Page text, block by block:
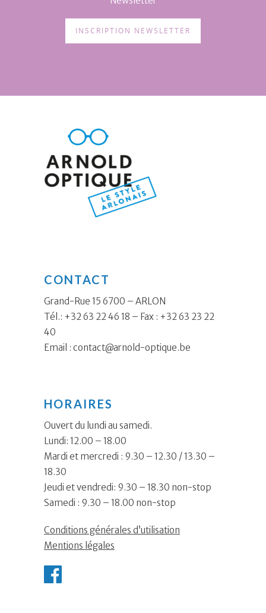
INSCRIPTION NEWSLETTER
CONTACT
Grand-Rue 15 6700 – ARLON
Tél.: +32 63 22 46 18 – Fax : +32 63 23 22
40
Email : contact@arnold-optique.be
HORAIRES
Ouvert du lundi au samedi.
Lundi: 12.00 – 18.00
Mardi et mercredi : 9.30 – 12.30 / 13.30 –
18.30
Jeudi et vendredi: 9.30 – 18.30 non-stop
Samedi : 9.30 – 18.00 non-stop
Conditions générales d’utilisation
Mentions légales